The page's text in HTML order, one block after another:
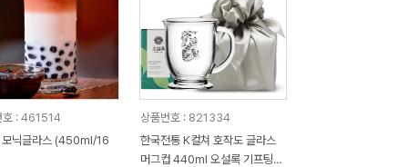
호 : 461514
닉글라스 (450ml/16
상품번호 : 821334
한국전통 K컬쳐 호작도 글라스
머그컵 440ml 오설록 기프팅